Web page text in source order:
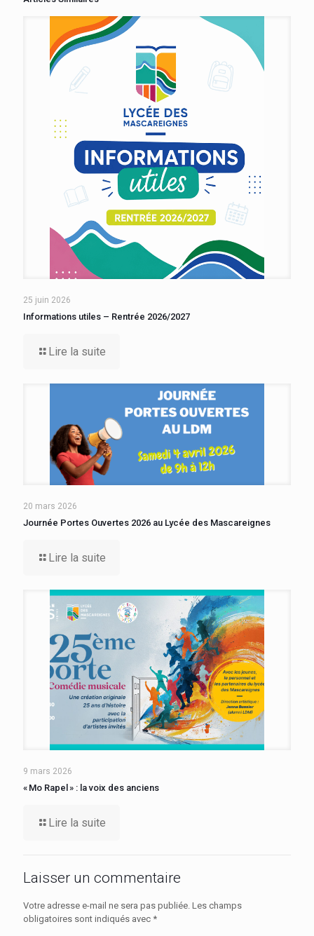
25 juin 2026
Informations utiles – Rentrée 2026/2027
Lire la suite
20 mars 2026
Journée Portes Ouvertes 2026 au Lycée des Mascareignes
Lire la suite
9 mars 2026
« Mo Rapel » : la voix des anciens
Lire la suite
Laisser un commentaire
Votre adresse e-mail ne sera pas publiée. Les champs
obligatoires sont indiqués avec *